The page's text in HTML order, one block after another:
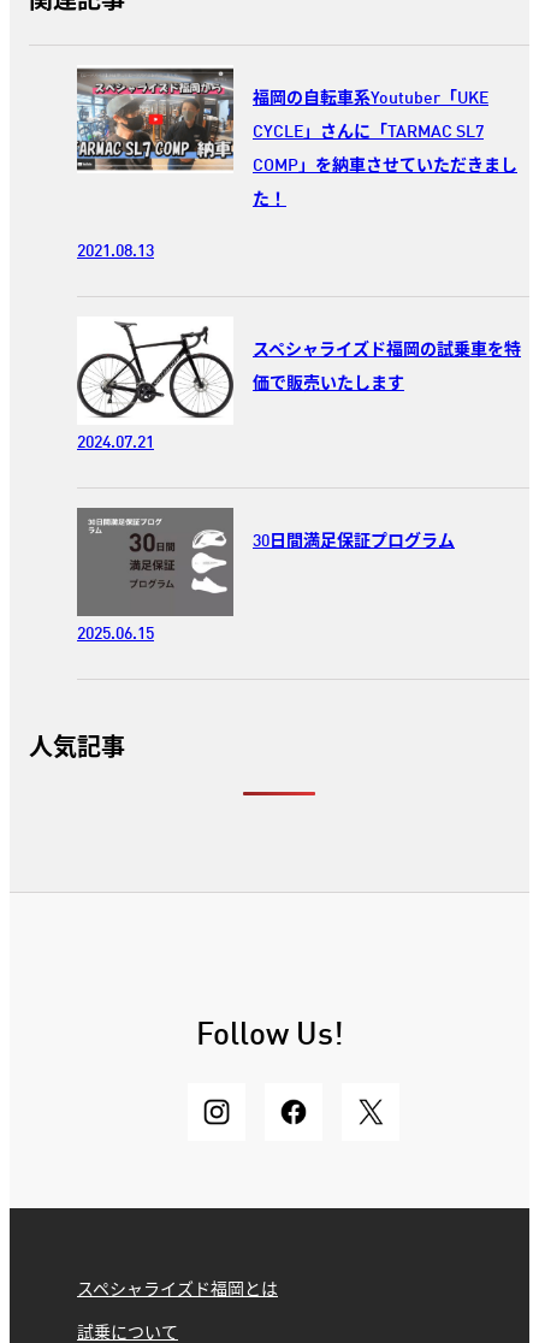
福岡の自転車系Youtuber「UKE
CYCLE」さんに「TARMAC SL7
COMP」を納車させていただきまし
た！
2021.08.13
スペシャライズド福岡の試乗車を特
価で販売いたします
2024.07.21
30日間満足保証プログラム
2025.06.15
人気記事
Follow Us!
スペシャライズド福岡とは
試乗について